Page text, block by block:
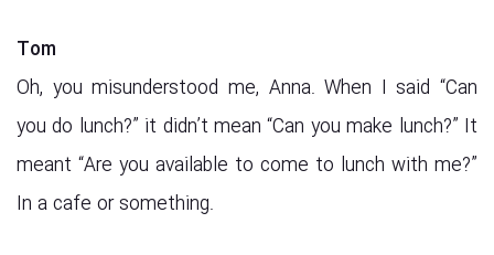
Tom
Oh, you misunderstood me, Anna. When I said “Can
you do lunch?” it didn’t mean “Can you make lunch?” It
meant “Are you available to come to lunch with me?”
In a cafe or something.